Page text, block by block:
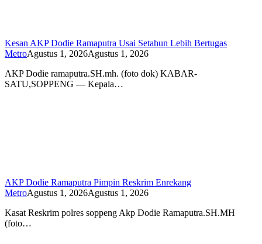
Kesan AKP Dodie Ramaputra Usai Setahun Lebih Bertugas
MetroAgustus 1, 2026Agustus 1, 2026
AKP Dodie ramaputra.SH.mh. (foto dok) KABAR-
SATU,SOPPENG — Kepala…
AKP Dodie Ramaputra Pimpin Reskrim Enrekang
MetroAgustus 1, 2026Agustus 1, 2026
Kasat Reskrim polres soppeng Akp Dodie Ramaputra.SH.MH
(foto…